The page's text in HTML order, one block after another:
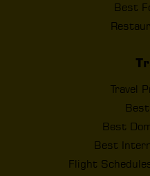
Best
Travel
Best
Best
Flight